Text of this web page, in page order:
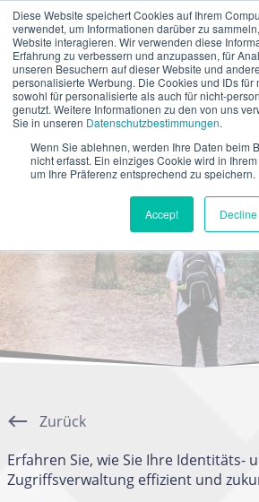
Diese Website speichert Cookies auf Ihrem
verwendet, um Informationen darüber zu
Website interagieren. Wir verwenden diese
Erfahrung zu verbessern und anzupassen, für
unseren Besuchern auf dieser Website und
personalisierte Werbung. Die Cookies und IDs für
sowohl für personalisierte als auch für nicht-
genutzt. Weitere Informationen zu den von uns
Sie in unseren Datenschutzbestimmungen.
Wenn Sie ablehnen, werden Ihre Daten beim
nicht erfasst. Ein einziges Cookie wird in
um Ihre Präferenz entsprechend zu speichern.
Accept Decline
IGA erfolgreich
zur optimalen
Zurück
Erfahren Sie, wie Sie Ihre Identitäts-
Zugriffsverwaltung effizient und